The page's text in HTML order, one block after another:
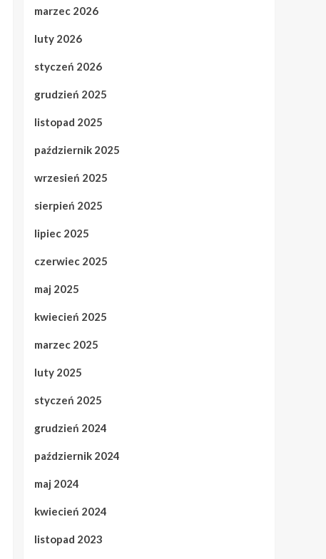
marzec 2026
luty 2026
styczeń 2026
grudzień 2025
listopad 2025
październik 2025
wrzesień 2025
sierpień 2025
lipiec 2025
czerwiec 2025
maj 2025
kwiecień 2025
marzec 2025
luty 2025
styczeń 2025
grudzień 2024
październik 2024
maj 2024
kwiecień 2024
listopad 2023